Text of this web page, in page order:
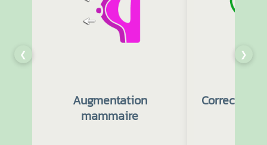
❮
Augmentation
mammaire
Correction
❯